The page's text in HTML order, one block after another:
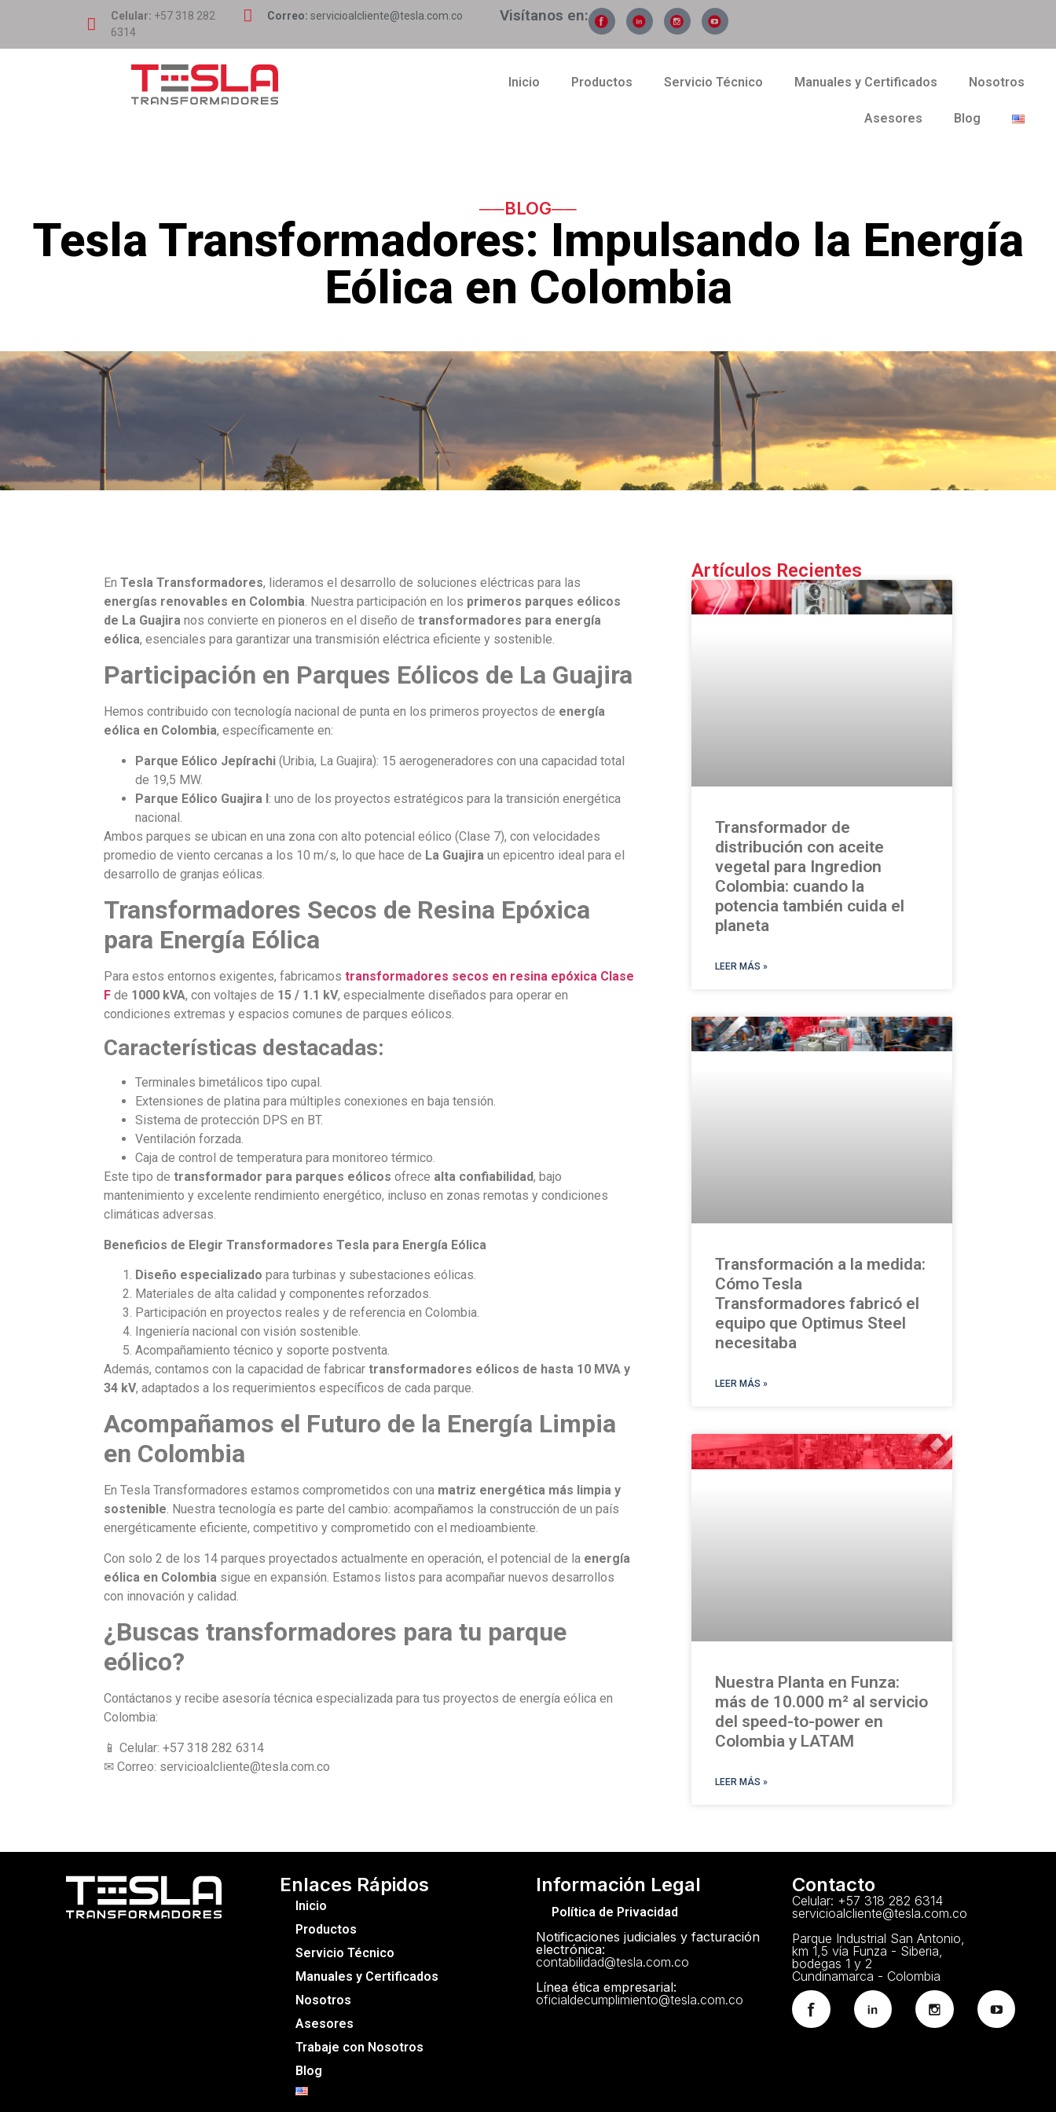
Celular: +57 318 282
6314
Correo: servicioalcliente@tesla.com.co Visítanos en:
Inicio Productos Servicio Técnico Manuales y Certificados Nosotros
Asesores Blog
──BLOG──
Tesla Transformadores: Impulsando la Energía
Eólica en Colombia
En Tesla Transformadores, lideramos el desarrollo de soluciones eléctricas para las
energías renovables en Colombia . Nuestra participación en los primeros parques eólicos
de La Guajira nos convierte en pioneros en el diseño de transformadores para energía
eólica, esenciales para garantizar una transmisión eléctrica eficiente y sostenible.
Participación en Parques Eólicos de La Guajira
Hemos contribuido con tecnología nacional de punta en los primeros proyectos de energía
eólica en Colombia, específicamente en:
Parque Eólico Jepírachi (Uribia, La Guajira): 15 aerogeneradores con una capacidad total
de 19,5 MW.
Parque Eólico Guajira I: uno de los proyectos estratégicos para la transición energética
nacional.
Ambos parques se ubican en una zona con alto potencial eólico (Clase 7), con velocidades
promedio de viento cercanas a los 10 m/s, lo que hace de La Guajira un epicentro ideal para el
desarrollo de granjas eólicas.
Transformadores Secos de Resina Epóxica
para Energía Eólica
Para estos entornos exigentes, fabricamos transformadores secos en resina epóxica Clase
F de 1000 kVA, con voltajes de 15 / 1.1 kV, especialmente diseñados para operar en
condiciones extremas y espacios comunes de parques eólicos.
Características destacadas:
Terminales bimetálicos tipo cupal.
Extensiones de platina para múltiples conexiones en baja tensión.
Sistema de protección DPS en BT.
Ventilación forzada.
Caja de control de temperatura para monitoreo térmico.
Este tipo de transformador para parques eólicos ofrece alta confiabilidad, bajo
mantenimiento y excelente rendimiento energético, incluso en zonas remotas y condiciones
climáticas adversas.
Beneficios de Elegir Transformadores Tesla para Energía Eólica
Diseño especializado para turbinas y subestaciones eólicas.
Materiales de alta calidad y componentes reforzados.
Participación en proyectos reales y de referencia en Colombia.
Ingeniería nacional con visión sostenible.
Acompañamiento técnico y soporte postventa.
Además, contamos con la capacidad de fabricar transformadores eólicos de hasta 10 MVA y
34 kV, adaptados a los requerimientos específicos de cada parque.
Acompañamos el Futuro de la Energía Limpia
en Colombia
En Tesla Transformadores estamos comprometidos con una matriz energética más limpia y
sostenible. Nuestra tecnología es parte del cambio: acompañamos la construcción de un país
energéticamente eficiente, competitivo y comprometido con el medioambiente.
Con solo 2 de los 14 parques proyectados actualmente en operación, el potencial de la energía
eólica en Colombia sigue en expansión. Estamos listos para acompañar nuevos desarrollos
con innovación y calidad.
¿Buscas transformadores para tu parque
eólico?
Contáctanos y recibe asesoría técnica especializada para tus proyectos de energía eólica en
Colombia:
📱 Celular: +57 318 282 6314
✉ Correo: servicioalcliente@tesla.com.co
Artículos Recientes
Transformador de
distribución con aceite
vegetal para Ingredion
Colombia: cuando la
potencia también cuida el
planeta
LEER MÁS »
Transformación a la medida:
Cómo Tesla
Transformadores fabricó el
equipo que Optimus Steel
necesitaba
LEER MÁS »
Nuestra Planta en Funza:
más de 10.000 m² al servicio
del speed-to-power en
Colombia y LATAM
LEER MÁS »
Enlaces Rápidos
Inicio
Productos
Servicio Técnico
Manuales y Certificados
Nosotros
Asesores
Trabaje con Nosotros
Blog
Información Legal
Política de Privacidad
Notificaciones judiciales y facturación
electrónica:
contabilidad@tesla.com.co
Línea ética empresarial:
oficialdecumplimiento@tesla.com.co
Contacto
Celular: +57 318 282 6314
servicioalcliente@tesla.com.co
Parque Industrial San Antonio,
km 1,5 vía Funza - Siberia,
bodegas 1 y 2
Cundinamarca - Colombia